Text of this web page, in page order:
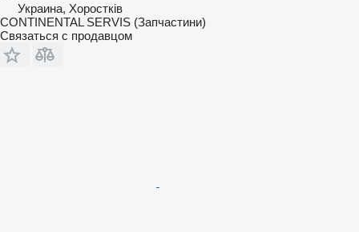
Украина, Хоростків
CONTINENTAL SERVIS (Запчастини)
Связаться с продавцом